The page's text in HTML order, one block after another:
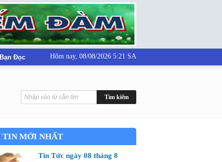
Đọc Hôm nay, 08/08/2026 5:21 SA
TIN MỚI NHẤT
Tin Tức ngày 08 tháng 8